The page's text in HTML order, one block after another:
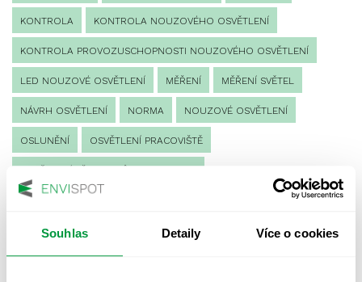
Souhlas Detaily Více o cookies
KONTROLA KONTROLA NOUZOVÉHO OSVĚTLENÍ
KONTROLA PROVOZUSCHOPNOSTI NOUZOVÉHO OSVĚTLENÍ
LED NOUZOVÉ OSVĚTLENÍ MĚŘENÍ MĚŘENÍ SVĚTEL
NÁVRH OSVĚTLENÍ NORMA NOUZOVÉ OSVĚTLENÍ
OSLUNĚNÍ OSVĚTLENÍ PRACOVIŠTĚ
OSVĚTLENÍ SPORTOVIŠŤ
PROTIPANICKÉ OSVĚTLENÍ
PROVOZNÍ DENÍK NOUZOVÉHO OSVĚTLENÍ